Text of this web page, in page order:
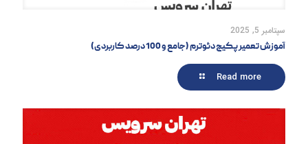
سپتامبر 5, 2025
آموزش تعمیر پکیج دئوترم (جامع و 100 درصد کاربردی)
Read more